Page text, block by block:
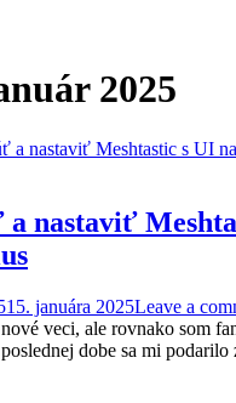
2025
nastaviť
15. januára 2025Leave a
veci, ale rovnako som
dobe sa mi podarilo